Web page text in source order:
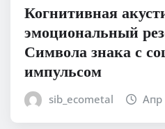
Когнитивная
эмоциональный
Символа знака с
импульсом
sib_ecometal Апр